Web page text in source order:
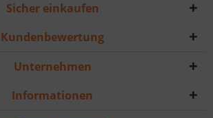
Sicher einkaufen
Kundenbewertung
Unternehmen
Informationen